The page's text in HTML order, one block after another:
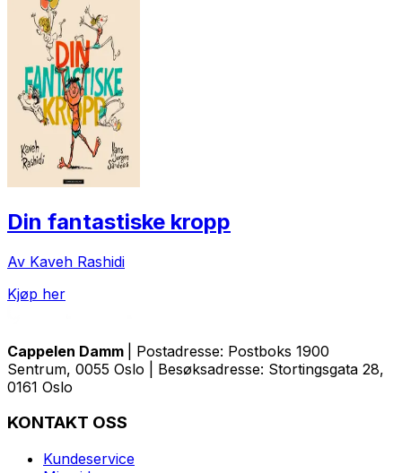
Din fantastiske kropp
Av Kaveh Rashidi
Kjøp her
Cappelen Damm
| Postadresse: Postboks 1900
Sentrum, 0055 Oslo | Besøksadresse: Stortingsgata 28,
0161 Oslo
KONTAKT OSS
Kundeservice